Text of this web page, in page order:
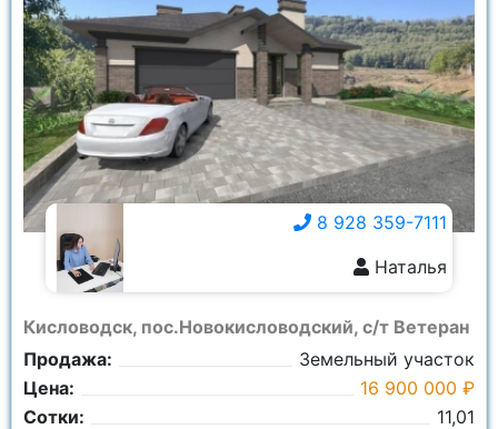
Кисловодск, пос.Новокисловодский, с/т Ветеран
Продажа:
Земельный участок
Цена:
16 900 000 ₽
Сотки:
11,01
8 928 359-7111
Наталья